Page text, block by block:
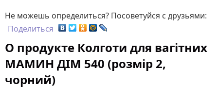
Не можешь определиться? Посоветуйся с друзьями:
Поделиться
О продукте Колготи для вагітних
МАМИН ДІМ 540 (розмір 2,
чорний)